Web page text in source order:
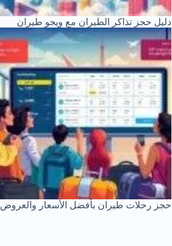
دليل حجز تذاكر الطيران مع ويجو طيران
حجز رحلات طيران بأفضل الأسعار والعروض